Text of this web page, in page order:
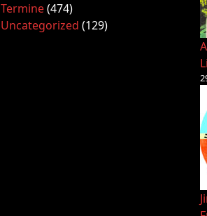
Termine(474)
Uncategorized (129)